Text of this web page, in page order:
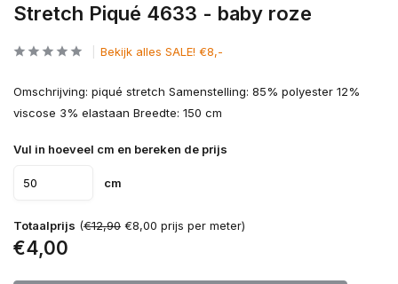
Stretch Piqué 4633 - baby roze
Bekijk alles SALE! €8,-
Omschrijving: piqué stretch Samenstelling: 85% polyester 12%
viscose 3% elastaan Breedte: 150 cm
Vul in hoeveel cm en bereken de prijs
cm
Totaalprijs (€12,90 €8,00 prijs per meter)
€4,00